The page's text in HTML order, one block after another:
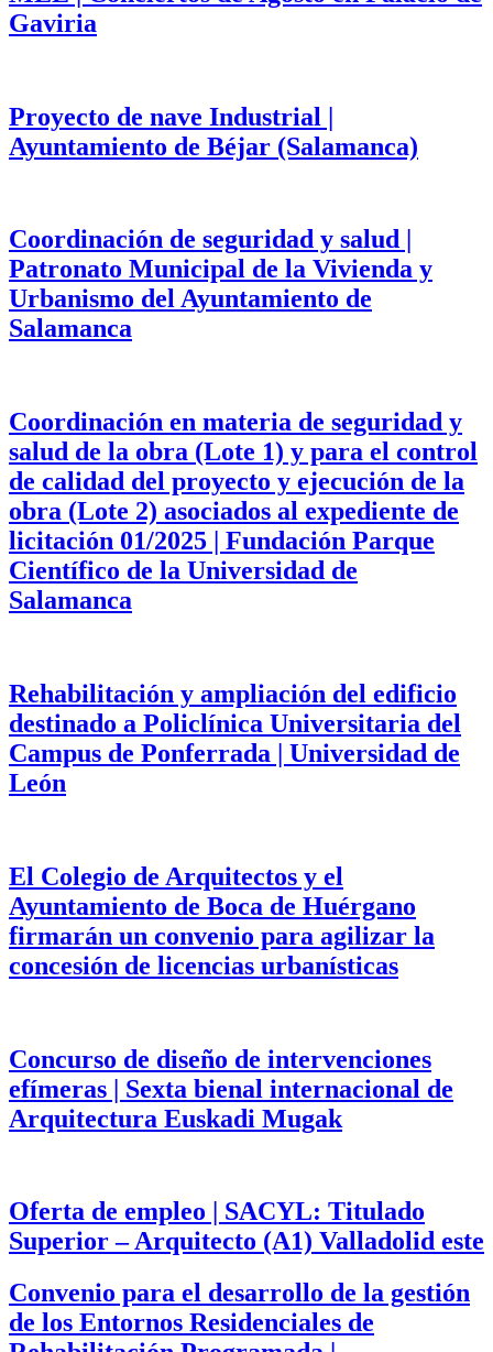
Gaviria
Proyecto de nave Industrial |
Ayuntamiento de Béjar (Salamanca)
Coordinación de seguridad y salud |
Patronato Municipal de la Vivienda y
Urbanismo del Ayuntamiento de
Salamanca
Coordinación en materia de seguridad y
salud de la obra (Lote 1) y para el control
de calidad del proyecto y ejecución de la
obra (Lote 2) asociados al expediente de
licitación 01/2025 | Fundación Parque
Científico de la Universidad de
Salamanca
Rehabilitación y ampliación del edificio
destinado a Policlínica Universitaria del
Campus de Ponferrada | Universidad de
León
El Colegio de Arquitectos y el
Ayuntamiento de Boca de Huérgano
firmarán un convenio para agilizar la
concesión de licencias urbanísticas
Concurso de diseño de intervenciones
efímeras | Sexta bienal internacional de
Arquitectura Euskadi Mugak
Oferta de empleo | SACYL: Titulado
Superior – Arquitecto (A1) Valladolid este
Convenio para el desarrollo de la gestión
de los Entornos Residenciales de